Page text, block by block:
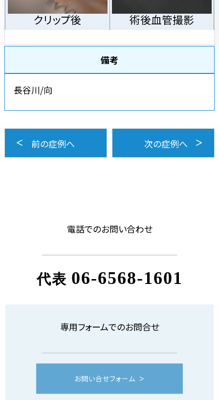
クリップ後 術後血管撮影
備考
長谷川/向
前の症例へ 次の症例へ
電話でのお問い合わせ
代表 06-6568-1601
専用フォームでのお問合せ
お問い合せフォーム